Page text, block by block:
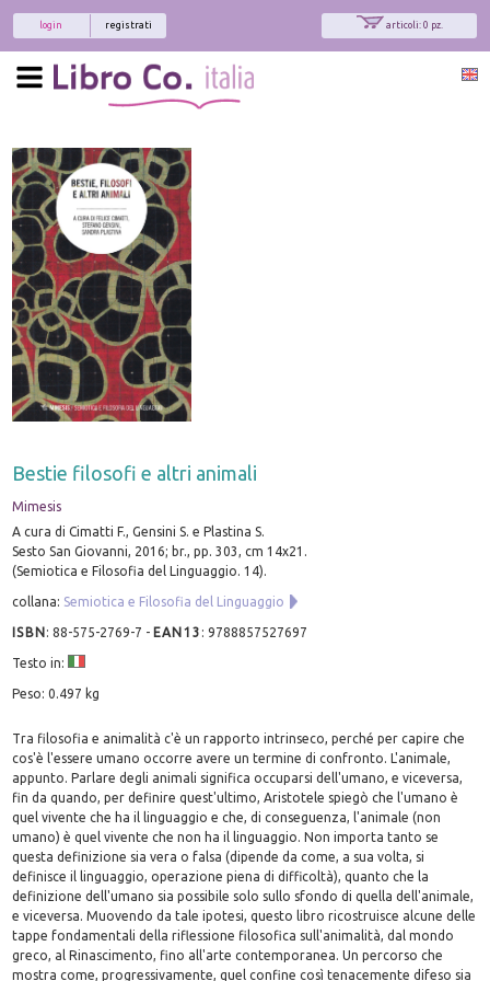
articoli: 0 pz.
registrati
login
Bestie filosofi e altri animali
Mimesis
A cura di Cimatti F., Gensini S. e Plastina S.
Sesto San Giovanni, 2016; br., pp. 303, cm 14x21.
(Semiotica e Filosofia del Linguaggio. 14).
collana: Semiotica e Filosofia del Linguaggio
ISBN:88-575-2769-7 - EAN13 :9788857527697
Testo in:
Peso: 0.497 kg
Tra filosofia e animalità c'è un rapporto intrinseco, perché per capire che
cos'è l'essere umano occorre avere un termine di confronto. L'animale,
appunto. Parlare degli animali significa occuparsi dell'umano, e viceversa,
fin da quando, per definire quest'ultimo, Aristotele spiegò che l'umano è
quel vivente che ha il linguaggio e che, di conseguenza, l'animale (non
umano) è quel vivente che non ha il linguaggio. Non importa tanto se
questa definizione sia vera o falsa (dipende da come, a sua volta, si
definisce il linguaggio, operazione piena di difficoltà), quanto che la
definizione dell'umano sia possibile solo sullo sfondo di quella dell'animale,
e viceversa. Muovendo da tale ipotesi, questo libro ricostruisce alcune delle
tappe fondamentali della riflessione filosofica sull'animalità, dal mondo
greco, al Rinascimento, fino all'arte contemporanea. Un percorso che
mostra come, progressivamente, quel confine così tenacemente difeso sia